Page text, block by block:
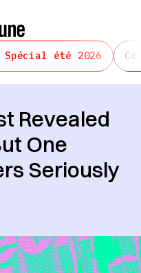
Spécial été 2026
Revealed
One
Seriously